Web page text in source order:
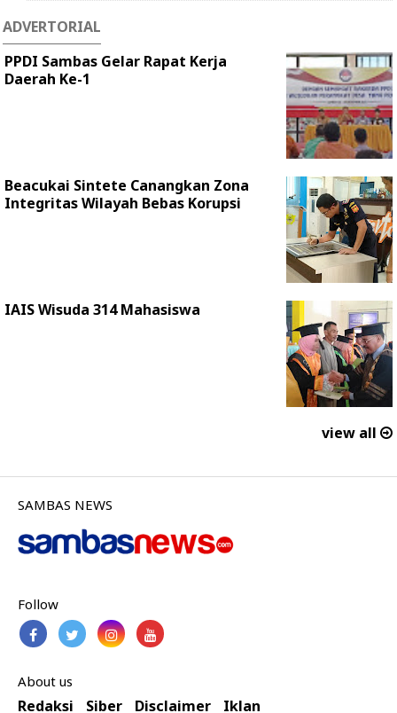
ADVERTORIAL
PPDI Sambas Gelar Rapat Kerja
Daerah Ke-1
Beacukai Sintete Canangkan Zona
Integritas Wilayah Bebas Korupsi
IAIS Wisuda 314 Mahasiswa
view all
SAMBAS NEWS
Follow
About us
Redaksi Siber Disclaimer Iklan